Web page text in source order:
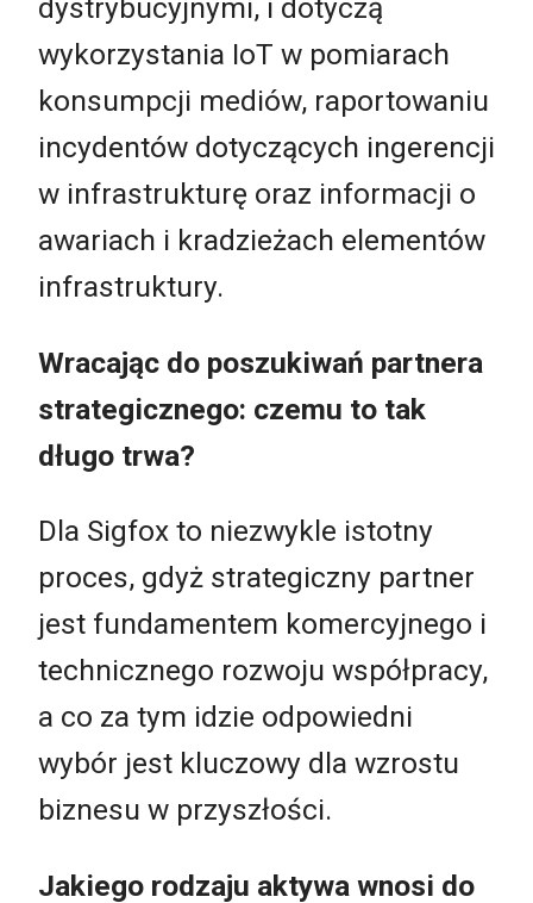
dystrybucyjnymi, i dotyczą
wykorzystania IoT w pomiarach
konsumpcji mediów, raportowaniu
incydentów dotyczących ingerencji
w infrastrukturę oraz informacji o
awariach i kradzieżach elementów
infrastruktury.
Wracając do poszukiwań partnera
strategicznego: czemu to tak
długo trwa?
Dla Sigfox to niezwykle istotny
proces, gdyż strategiczny partner
jest fundamentem komercyjnego i
technicznego rozwoju współpracy,
a co za tym idzie odpowiedni
wybór jest kluczowy dla wzrostu
biznesu w przyszłości.
Jakiego rodzaju aktywa wnosi do